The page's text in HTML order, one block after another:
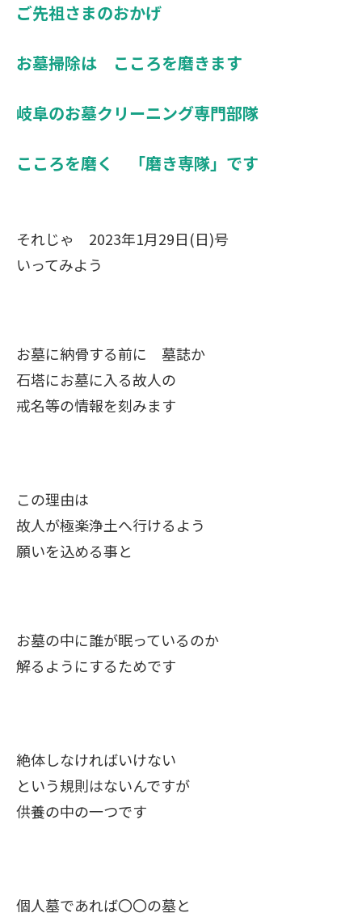
ご先祖さまのおかげ
お墓掃除は こころを磨きます
岐阜のお墓クリーニング専門部隊
こころを磨く 「磨き専隊」です
それじゃ 2023年1月29日(日)号
いってみよう
お墓に納骨する前に 墓誌か
石塔にお墓に入る故人の
戒名等の情報を刻みます
この理由は
故人が極楽浄土へ行けるよう
願いを込める事と
お墓の中に誰が眠っているのか
解るようにするためです
絶体しなければいけない
という規則はないんですが
供養の中の一つです
個人墓であれば〇〇の墓と